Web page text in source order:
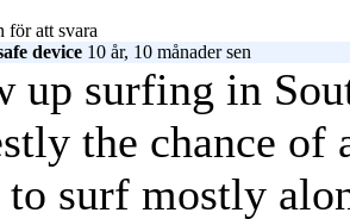
för att svara
device 10 år, 10 månader sen
up surfing in
the chance
to surf mostly